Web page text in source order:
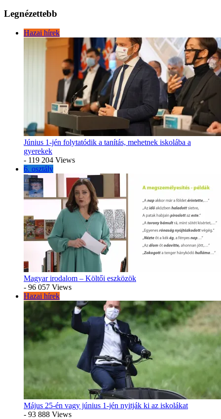
Legnézettebb
Hazai hírek
Június 1-jén folytatódik a tanítás, mehetnek iskolába a
gyerekek
- 119 204 Views
6. osztály
Magyar irodalom – Költői eszközök
- 96 057 Views
Hazai hírek
Május 25-én vagy június 1-jén nyitják ki az iskolákat
- 93 888 Views